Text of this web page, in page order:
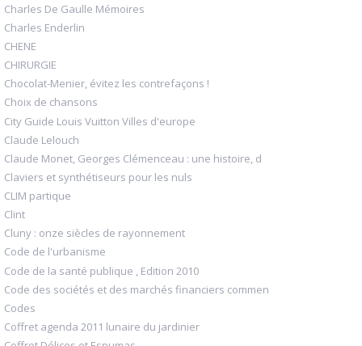
Charles De Gaulle Mémoires
Charles Enderlin
CHENE
CHIRURGIE
Chocolat-Menier, évitez les contrefaçons !
Choix de chansons
City Guide Louis Vuitton Villes d'europe
Claude Lelouch
Claude Monet, Georges Clémenceau : une histoire, d
Claviers et synthétiseurs pour les nuls
CLIM partique
Clint
Cluny : onze siècles de rayonnement
Code de l'urbanisme
Code de la santé publique , Edition 2010
Code des sociétés et des marchés financiers commen
Codes
Coffret agenda 2011 lunaire du jardinier